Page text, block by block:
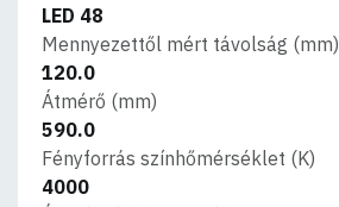
LED 48
Mennyezettől mért távolság (mm)
120.0
Átmérő (mm)
590.0
Fényforrás színhőmérséklet (K)
4000